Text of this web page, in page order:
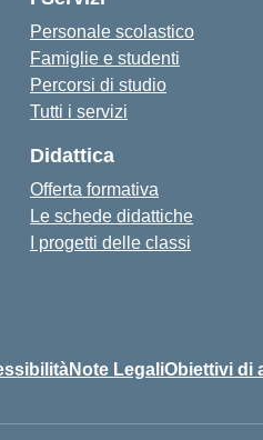
Personale scolastico
Famiglie e studenti
Percorsi di studio
Tutti i servizi
Didattica
Offerta formativa
Le schede didattiche
I progetti delle classi
Note LegaliObiettivi di